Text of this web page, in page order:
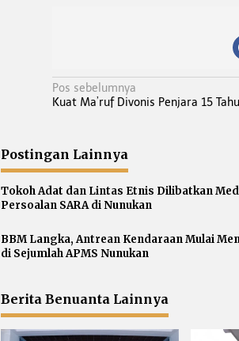
N
a
i
g
a
s
p
o
Pos sebelumnya
Kuat Ma’ruf Divonis Penjara 15
Postingan Lainnya
Tokoh Adat dan Lintas Etnis Dilibatkan
Persoalan SARA di Nunukan
BBM Langka, Antrean Kendaraan Mulai
di Sejumlah APMS Nunukan
Berita Benuanta Lainnya